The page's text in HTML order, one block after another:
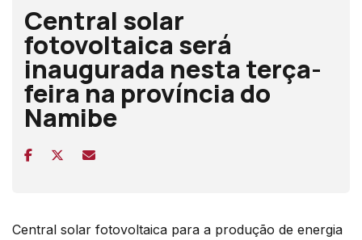
Central solar
fotovoltaica será
inaugurada nesta terça-
feira na província do
Namibe
Central solar fotovoltaica para a produção de energia